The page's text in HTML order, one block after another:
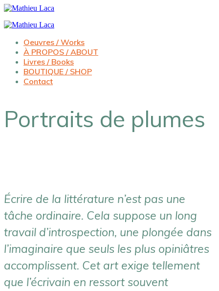
Oeuvres / Works
À PROPOS / ABOUT
Livres / Books
BOUTIQUE / SHOP
Contact
Portraits de plumes
Écrire de la littérature n’est pas une
tâche ordinaire. Cela suppose un long
travail d’introspection, une plongée dans
l’imaginaire que seuls les plus opiniâtres
accomplissent. Cet art exige tellement
que l’écrivain en ressort souvent